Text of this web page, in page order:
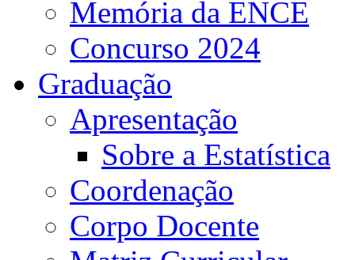
Memória da ENCE
Concurso 2024
Graduação
Apresentação
Sobre a Estatística
Coordenação
Corpo Docente